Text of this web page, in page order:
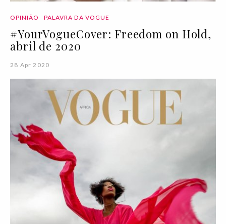
OPINIÃO PALAVRA DA VOGUE
#YourVogueCover: Freedom on Hold,
abril de 2020
28 Apr 2020